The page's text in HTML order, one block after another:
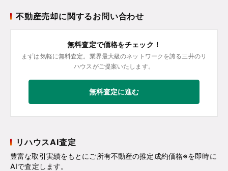
不動産売却に関するお問い合わせ
無料査定で価格をチェック！
まずは気軽に無料査定。業界最大級のネットワークを誇る三井のリ
ハウスがご提案いたします。
無料査定に進む
リハウスAI査定
豊富な取引実績をもとにご所有不動産の推定成約価格※を即時に
AIで査定します。